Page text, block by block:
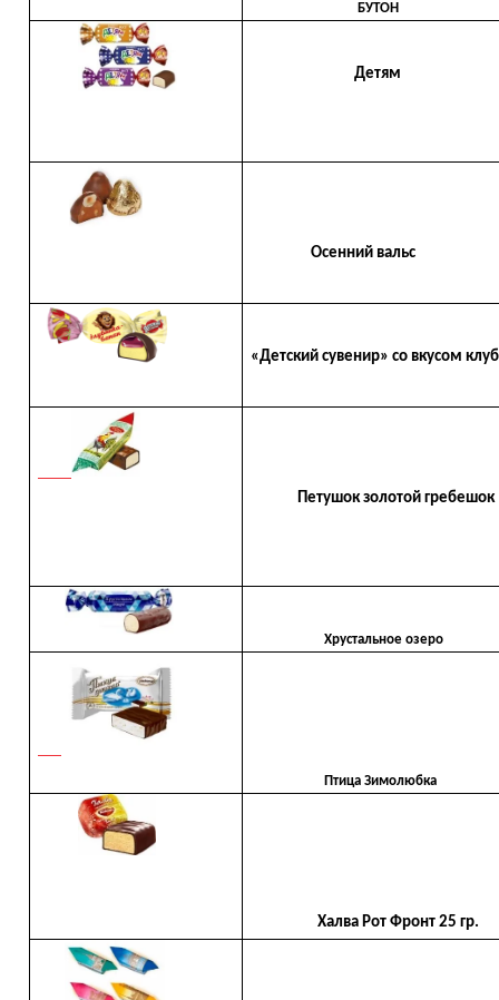
БУТОН
Детям
Осенний вальс
«Детский сувенир» со вкусом
Петушок золотой гребешок
Хрустальное озеро
Птица Зимолюбка
Халва Рот Фронт 25 гр.